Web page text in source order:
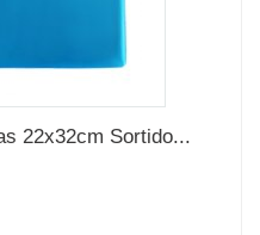
22x32cm Sortido...